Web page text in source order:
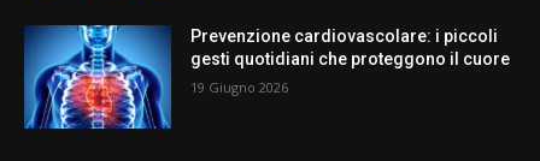
Prevenzione cardiovascolare: i piccoli
gesti quotidiani che proteggono il cuore
19 Giugno 2026